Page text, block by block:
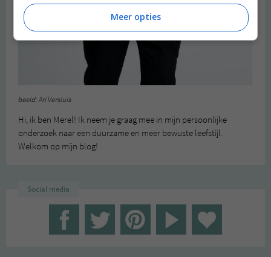
beeld: Ari Versluis
Hi, ik ben Merel! Ik neem je graag mee in mijn persoonlijke
onderzoek naar een duurzame en meer bewuste leefstijl.
Welkom op mijn blog!
Social media
Meer opties